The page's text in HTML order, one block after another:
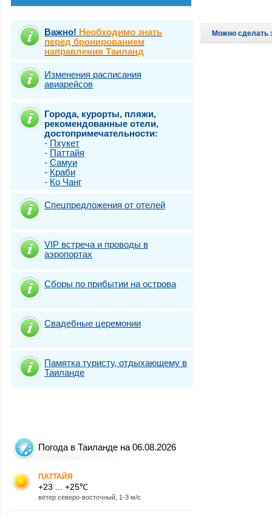
Важно! Необходимо знать
перед бронированием
направления Таиланд
Изменения расписания
авиарейсов
Города, курорты, пляжи,
рекомендованные отели,
достопримечательности:
- Пхукет
- Паттайя
- Самуи
- Краби
- Ко Чанг
Спецпредложения от отелей
VIP встреча и проводы в
аэропортах
Сборы по прибытии на острова
Свадебные церемонии
Памятка туристу, отдыхающему в
Таиланде
Погода в Таиланде на 06.08.2026
ПАТТАЙЯ
+23 ... +25℃
ветер северо-восточный, 1-3 м/с
о.Пхукет. Пляж
Можно сделать